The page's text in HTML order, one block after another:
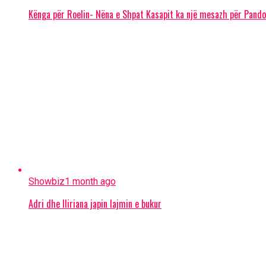
Kënga për Roelin- Nëna e Shpat Kasapit ka një mesazh për
Showbiz1 month ago
Adri dhe Iliriana japin lajmin e bukur